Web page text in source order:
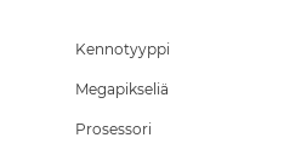
the
images
Kennotyyppi
Megapikseliä
Prosessori